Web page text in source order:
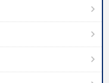
成功哲学・人間学